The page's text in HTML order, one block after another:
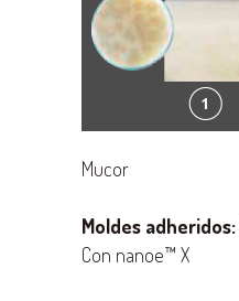
Mucor
Moldes adheridos:
Con nanoe™ X